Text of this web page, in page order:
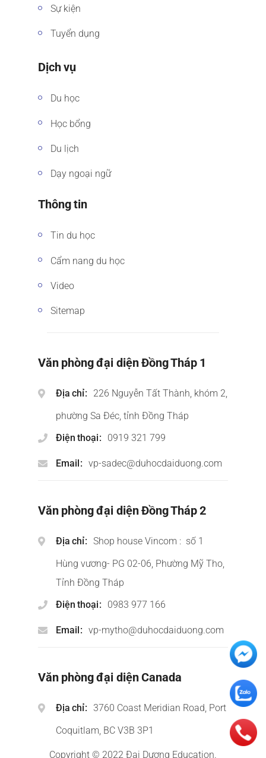
Sự kiện
Tuyển dụng
Dịch vụ
Du học
Học bổng
Du lịch
Dạy ngoại ngữ
Thông tin
Tin du học
Cẩm nang du học
Video
Sitemap
Văn phòng đại diện Đồng Tháp 1
Địa chỉ
226 Nguyễn Tất Thành, khóm 2,
phường Sa Đéc, tỉnh Đồng Tháp
Điện thoại
0919 321 799
Email vp-sadec@duhocdaiduong.com
Văn phòng đại diện Đồng Tháp 2
Địa chỉ
Shop house Vincom : số 1
Hùng vương- PG 02-06, Phường Mỹ Tho,
Tỉnh Đồng Tháp
Điện thoại
0983 977 166
Email vp-mytho@duhocdaiduong.com
Văn phòng đại diện Canada
Địa chỉ
3760 Coast Meridian Road, Port
Coquitlam, BC V3B 3P1
Copyright © 2022 Đại Dương Education.